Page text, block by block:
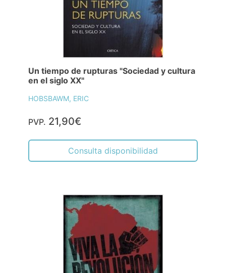
Un tiempo de rupturas "Sociedad y cultura
en el siglo XX"
HOBSBAWM, ERIC
PVP. 21,90€
Consulta disponibilidad